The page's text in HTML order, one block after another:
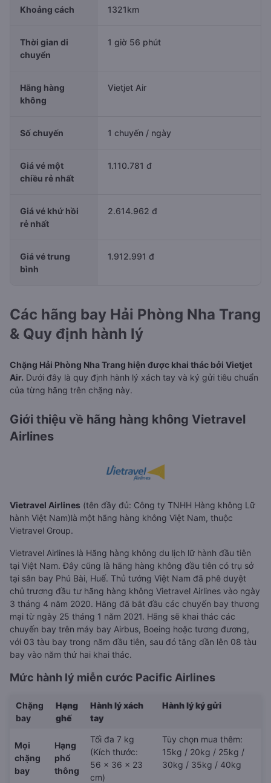
Khoảng cách 1321km
Thời gian di
chuyển
1 giờ 56 phút
Hãng hàng
không
Vietjet Air
Số chuyến 1 chuyến / ngày
Giá vé một
chiều rẻ nhất
1.110.781 đ
Giá vé khứ hồi
rẻ nhất
2.614.962 đ
Giá vé trung
bình
1.912.991 đ
Các hãng bay Hải Phòng Nha Trang
& Quy định hành lý
Chặng Hải Phòng Nha Trang hiện được khai thác bởi Vietjet
Air. Dưới đây là quy định hành lý xách tay và ký gửi tiêu chuẩn
của từng hãng trên chặng này.
Giới thiệu về hãng hàng không Vietravel
Airlines
Vietravel Airlines (tên đầy đủ: Công ty TNHH Hàng không Lữ
hành Việt Nam)là một hãng hàng không Việt Nam, thuộc
Vietravel Group.
Vietravel Airlines là Hãng hàng không du lịch lữ hành đầu tiên
tại Việt Nam. Đây cũng là hãng hàng không đầu tiên có trụ sở
tại sân bay Phú Bài, Huế. Thủ tướng Việt Nam đã phê duyệt
chủ trương đầu tư hãng hàng không Vietravel Airlines vào ngày
3 tháng 4 năm 2020. Hãng đã bắt đầu các chuyến bay thương
mại từ ngày 25 tháng 1 năm 2021. Hãng sẽ khai thác các
chuyến bay trên máy bay Airbus, Boeing hoặc tương đương,
với 03 tàu bay trong năm đầu tiên, sau đó tăng dần lên 08 tàu
bay vào năm thứ hai khai thác.
Mức hành lý miễn cước Pacific Airlines
Chặng
bay
Hạng
ghế
Hành lý xách
tay
Hành lý ký gửi
Mọi
chặng
bay
Hạng
phổ
thông
Tối đa 7 kg
(Kích thước:
56 x 36 x 23
cm)
Tùy chọn mua thêm:
15kg / 20kg / 25kg /
30kg / 35kg / 40kg